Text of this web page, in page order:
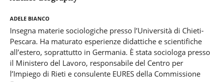
Adele Bianco
Insegna materie sociologiche presso l’Università di Chieti-
Pescara. Ha maturato esperienze didattiche e scientifiche
all’estero, soprattutto in Germania. È stata sociologa presso
il Ministero del Lavoro, responsabile del Centro per
l’Impiego di Rieti e consulente EURES della Commissione